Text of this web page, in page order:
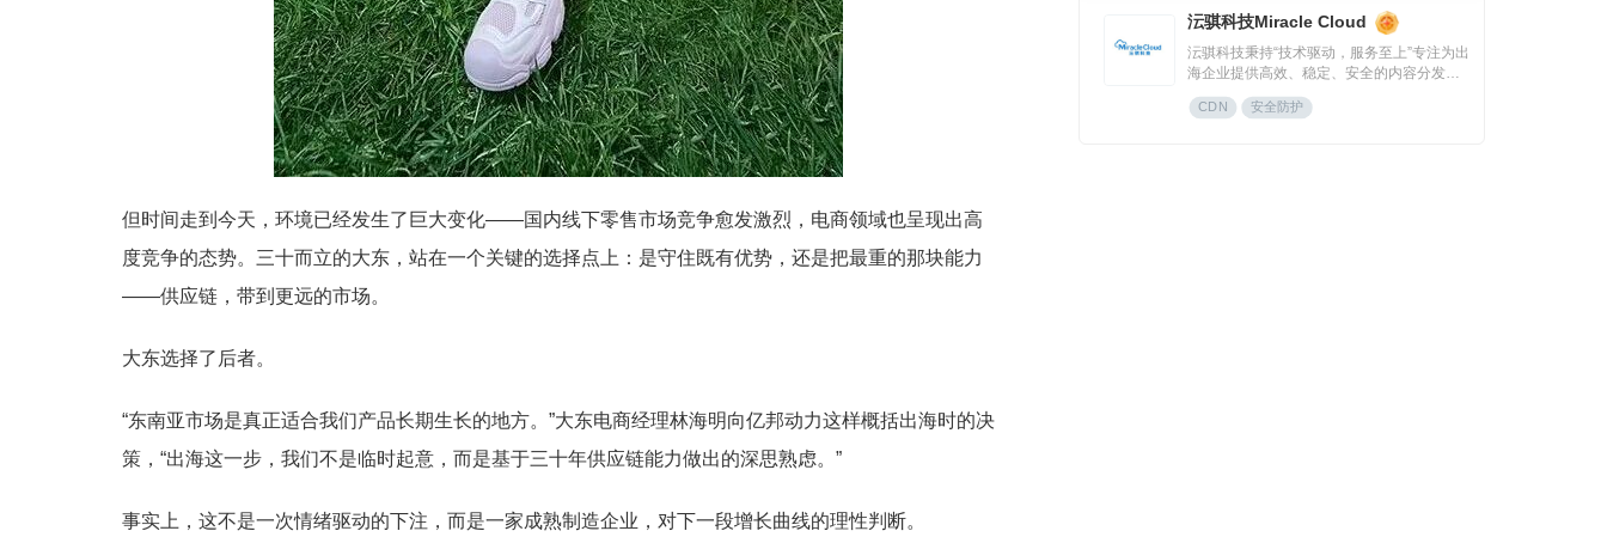
但时间走到今天，环境已经发生了巨大变化——国内线下零售市场竞争愈发激烈，电商领域也呈现出高
度竞争的态势。三十而立的大东，站在一个关键的选择点上：是守住既有优势，还是把最重的那块能力
——供应链，带到更远的市场。
大东选择了后者。
“东南亚市场是真正适合我们产品长期生长的地方。”大东电商经理林海明向亿邦动力这样概括出海时的决
策，“出海这一步，我们不是临时起意，而是基于三十年供应链能力做出的深思熟虑。”
事实上，这不是一次情绪驱动的下注，而是一家成熟制造企业，对下一段增长曲线的理性判断。
沄骐科技Miracle Cloud
沄骐科技秉持“技术驱动，服务至上”专注为出
海企业提供高效、稳定、安全的内容分发
（CDN）与云服务解决方案，是全球边缘云
领导者Fastly中国区首个合作伙伴。团队由业
CDN 安全防护